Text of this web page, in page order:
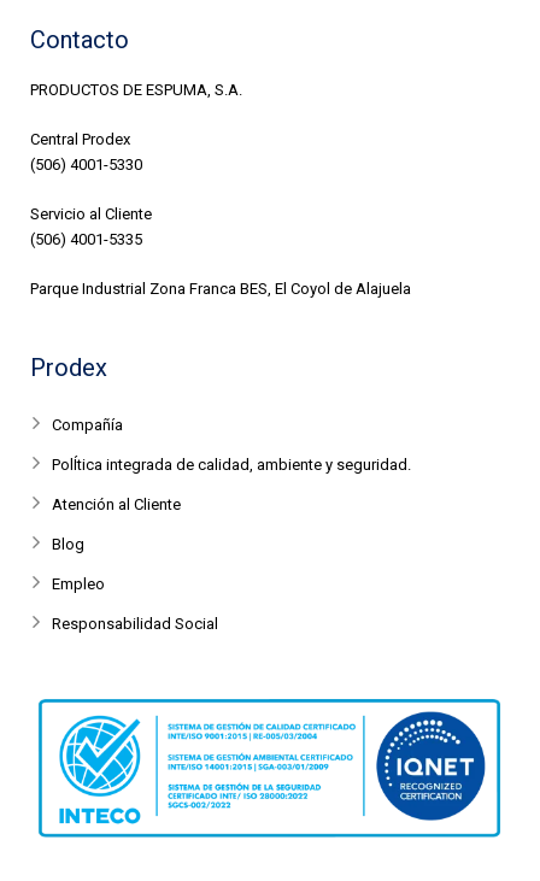
Contacto
PRODUCTOS DE ESPUMA, S.A.
Central Prodex
(506) 4001-5330
Servicio al Cliente
(506) 4001-5335
Parque Industrial Zona Franca BES, El Coyol de Alajuela
Prodex
Compañía
PolÍtica integrada de calidad, ambiente y seguridad.
Atención al Cliente
Blog
Empleo
Responsabilidad Social